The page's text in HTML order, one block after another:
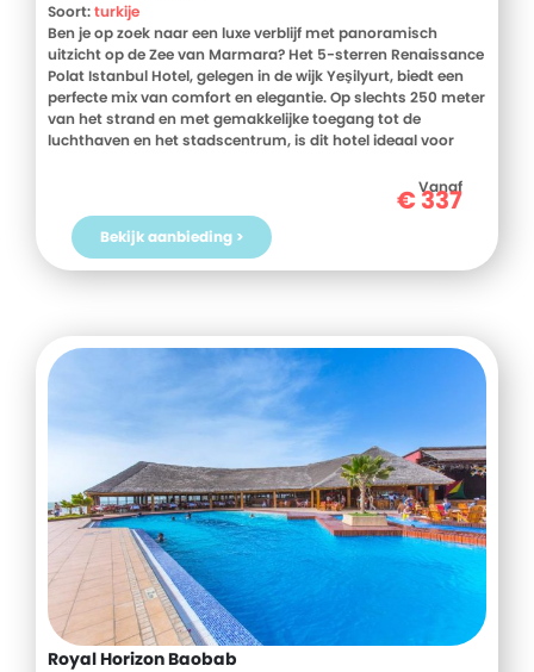
Soort:turkije
Ben je op zoek naar een luxe verblijf met panoramisch
uitzicht op de Zee van Marmara? Het 5-sterren Renaissance
Polat Istanbul Hotel, gelegen in de wijk Yeşilyurt, biedt een
perfecte mix van comfort en elegantie. Op slechts 250 meter
van het strand en met gemakkelijke toegang tot de
luchthaven en het stadscentrum, is dit hotel ideaal voor
kamers, uitgebreide wellnessfaciliteiten en diverse culinaire
opties. Boek snel je verblijf en ervaar het beste van Istanbul
vanuit het Renaissance Polat Istanbul Hotel.
Vanaf
€337
Bekijk aanbieding >
Royal Horizon Baobab